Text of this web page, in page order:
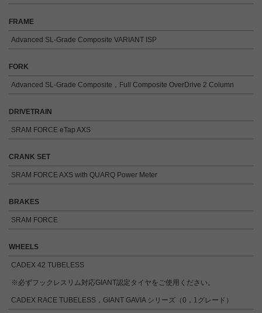
FRAME
Advanced SL-Grade Composite VARIANT ISP
FORK
Advanced SL-Grade Composite，Full Composite OverDrive 2 Column
DRIVETRAIN
SRAM FORCE eTap AXS
CRANK SET
SRAM FORCE AXS with QUARQ Power Meter
BRAKES
SRAM FORCE
WHEELS
CADEX 42 TUBELESS
※必ずフックレスリム対応GIANT認定タイヤをご使用ください。
CADEX RACE TUBELESS，GIANT GAVIA シリーズ（0，1グレード）